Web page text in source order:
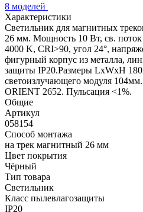
8 моделей
Характеристики
Светильник для магнитных
26 мм. Мощность 10 Вт, св.
4000 K, CRI>90, угол 24°,
фигурный корпус из металла,
защиты IP20.Размеры LxWxH
светоизлучающего модуля
ORIENT 2652. Пульсация <1%.
Общие
Артикул
058154
Способ монтажа
на трек магнитный 26 мм
Цвет покрытия
Чёрный
Тип товара
Светильник
Класс пылевлагозащиты
IP20